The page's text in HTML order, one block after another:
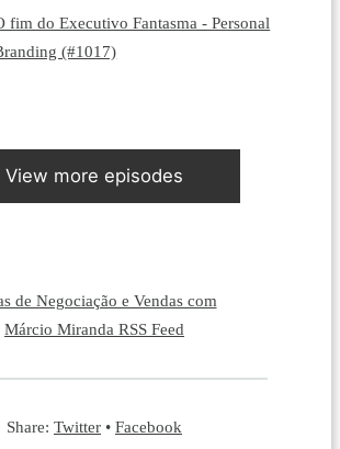
fim do Executivo Fantasma - Personal
(#1017)
View more episodes
de Negociação e Vendas com
Márcio Miranda RSS Feed
Share: Twitter • Facebook